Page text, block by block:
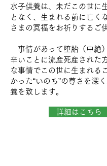
水子供養は、未だこの世に
となく、生まれる前に亡く
さまの冥福をお祈りするご
事情があって堕胎（中絶
辛いことに流産死産された
な事情でこの世に生まれる
かった“いのち”の尊さを深
養を致します。
詳細はこちら